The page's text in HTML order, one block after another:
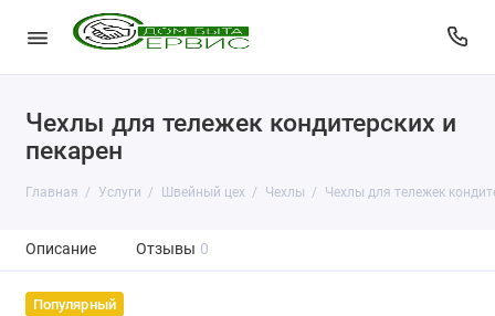
Чехлы для тележек кондитерских и
пекарен
Главная Услуги Швейный цех Чехлы Чехлы для тележек
Описание Отзывы 0
Популярный